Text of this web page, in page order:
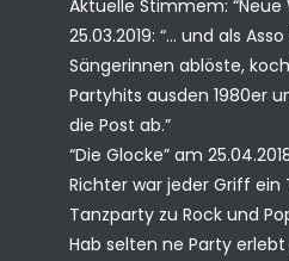
Aktuelle Stimmem: “Neue
25.03.2019: “… und als
Sängerinnen ablöste,
Partyhits ausden 1980er
die Post ab.”
“Die Glocke” am
Richter war jeder Griff
Tanzparty zu Rock und
Hab selten ne Party